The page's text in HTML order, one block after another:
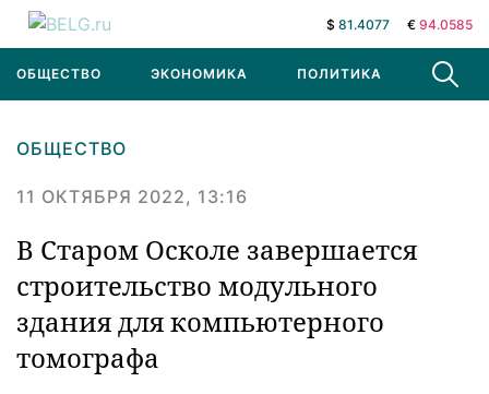
$ 81.4077 € 94.0585
ОБЩЕСТВО ЭКОНОМИКА ПОЛИТИКА В МИРЕ
ОБЩЕСТВО
11 ОКТЯБРЯ 2022, 13:16
В Старом Осколе завершается
строительство модульного
здания для компьютерного
томографа